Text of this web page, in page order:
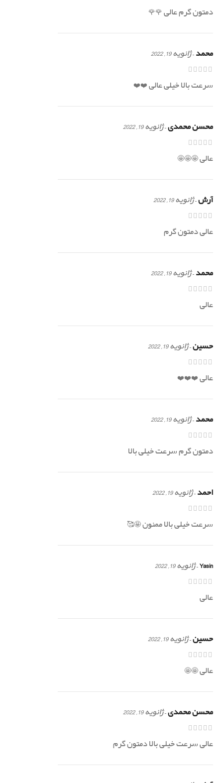
دمتون گرم عالی 🌹🌹
محمد–ژانویه 19, 2022
سرعت بالا خیلی عالی ❤️❤️
محسن محمدی–ژانویه 19, 2022
عالی 🤩🤩🤩
آرش–ژانویه 19, 2022
عالی دمتون گرم
محمد–ژانویه 19, 2022
عالی
حسین–ژانویه 19, 2022
عالی ❤️❤️❤️
محمد–ژانویه 19, 2022
دمتون گرم سرعت خیلی بالا
احمد–ژانویه 19, 2022
سرعت خیلی بالا ممنون 🤩🥰
Yasin
–ژانویه 19, 2022
عالی
حسین–ژانویه 19, 2022
عالی 🤩🤩
محسن محمدی–ژانویه 19, 2022
عالی سرعت خیلی بالا دمتون گرم